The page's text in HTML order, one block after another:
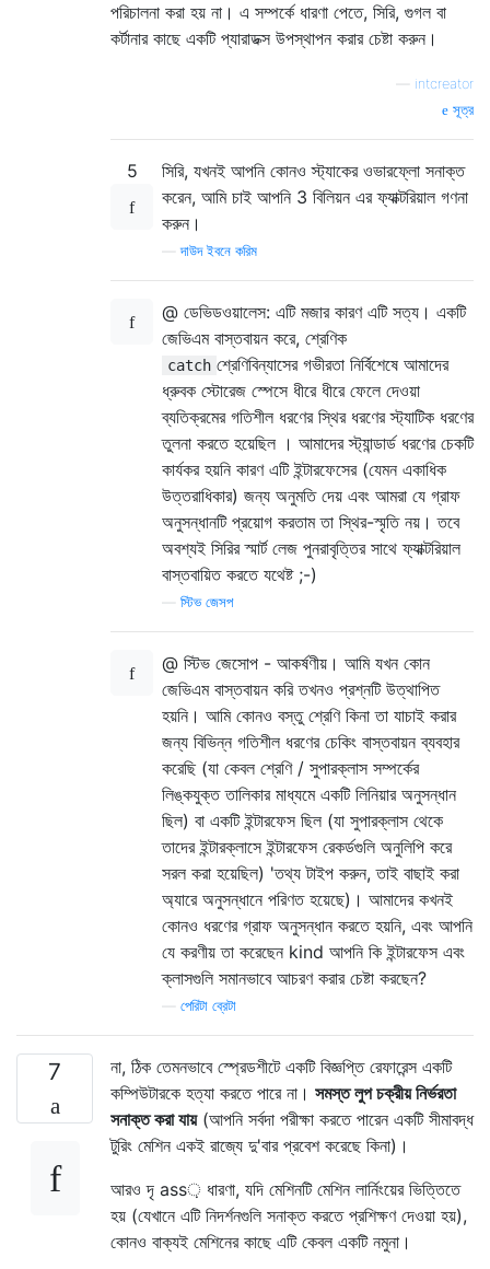
পরিচালনা করা হয় না। এ সম্পর্কে ধারণা পেতে, সিরি, গুগল বা
কর্টানার কাছে একটি প্যারাডক্স উপস্থাপন করার চেষ্টা করুন।
intcreator
সূত্র
5
সিরি, যখনই আপনি কোনও স্ট্যাকের ওভারফ্লো সনাক্ত
করেন, আমি চাই আপনি 3 বিলিয়ন এর ফ্যাক্টরিয়াল গণনা
করুন।
—দাউদ ইবনে করিম
@ ডেভিডওয়ালেস: এটি মজার কারণ এটি সত্য। একটি
জেভিএম বাস্তবায়ন করে, শ্রেণিক
catch শ্রেণিবিন্যাসের গভীরতা নির্বিশেষে আমাদের
ধ্রুবক স্টোরেজ স্পেসে ধীরে ধীরে ফেলে দেওয়া
ব্যতিক্রমের গতিশীল ধরণের স্থির ধরণের স্ট্যাটিক ধরণের
তুলনা করতে হয়েছিল । আমাদের স্ট্যান্ডার্ড ধরণের চেকটি
কার্যকর হয়নি কারণ এটি ইন্টারফেসের (যেমন একাধিক
উত্তরাধিকার) জন্য অনুমতি দেয় এবং আমরা যে গ্রাফ
অনুসন্ধানটি প্রয়োগ করতাম তা স্থির-স্মৃতি নয়। তবে
অবশ্যই সিরির স্মার্ট লেজ পুনরাবৃত্তির সাথে ফ্যাক্টরিয়াল
বাস্তবায়িত করতে যথেষ্ট ;-)
স্টিভ জেসপ
@ স্টিভ জেসোপ - আকর্ষণীয়। আমি যখন কোন
জেভিএম বাস্তবায়ন করি তখনও প্রশ্নটি উত্থাপিত
হয়নি। আমি কোনও বস্তু শ্রেণি কিনা তা যাচাই করার
জন্য বিভিন্ন গতিশীল ধরণের চেকিং বাস্তবায়ন ব্যবহার
করেছি (যা কেবল শ্রেণি / সুপারক্লাস সম্পর্কের
লিঙ্কযুক্ত তালিকার মাধ্যমে একটি লিনিয়ার অনুসন্ধান
ছিল) বা একটি ইন্টারফেস ছিল (যা সুপারক্লাস থেকে
তাদের ইন্টারক্লাসে ইন্টারফেস রেকর্ডগুলি অনুলিপি করে
সরল করা হয়েছিল) 'তথ্য টাইপ করুন, তাই বাছাই করা
অ্যারে অনুসন্ধানে পরিণত হয়েছে)। আমাদের কখনই
কোনও ধরণের গ্রাফ অনুসন্ধান করতে হয়নি, এবং আপনি
যে করণীয় তা করেছেন kind আপনি কি ইন্টারফেস এবং
ক্লাসগুলি সমানভাবে আচরণ করার চেষ্টা করছেন?
পেরিটা ব্রেটা
7
না, ঠিক তেমনভাবে স্প্রেডশীটে একটি বিজ্ঞপ্তি রেফারেন্স একটি
কম্পিউটারকে হত্যা করতে পারে না। সমস্ত লুপ চক্রীয় নির্ভরতা
সনাক্ত করা যায়(আপনি সর্বদা পরীক্ষা করতে পারেন একটি সীমাবদ্ধ
টুরিং মেশিন একই রাজ্যে দু'বার প্রবেশ করেছে কিনা)।
আরও দৃ ass় ধারণা, যদি মেশিনটি মেশিন লার্নিংয়ের ভিত্তিতে
হয় (যেখানে এটি নিদর্শনগুলি সনাক্ত করতে প্রশিক্ষণ দেওয়া হয়),
কোনও বাক্যই মেশিনের কাছে এটি কেবল একটি নমুনা।